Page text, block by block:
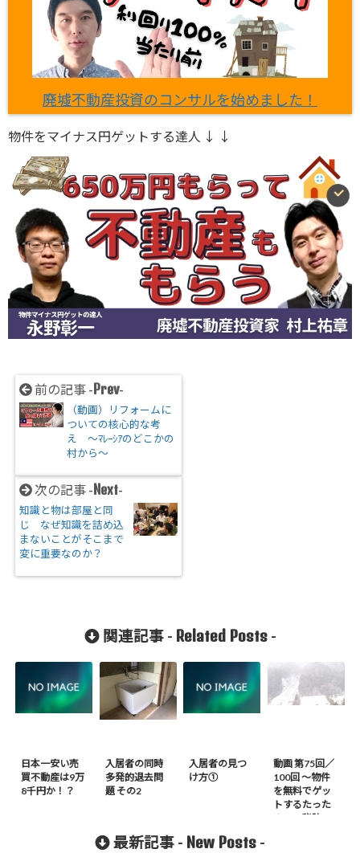
廃墟不動産投資のコンサルを始めました！
物件をマイナス円ゲットする達人 ↓ ↓
前の記事 - Prev-
（動画）リフォームに
ついての核心的な考
え ～ﾏﾚｰｼｱのどこかの
村から～
次の記事 - Next-
知識と物は部屋と同
じ なぜ知識を詰め込
まないことがそこまで
変に重要なのか？
関連記事 - Related Posts-
日本一安い売
買不動産は9万
8千円か！？
入居者の同時
多発的退去問
題 その2
入居者の見つ
け方①
動画 第75回／
100回 ～物件
を無料でゲッ
トするたった
１つの秘訣～
最新記事 - New Posts -